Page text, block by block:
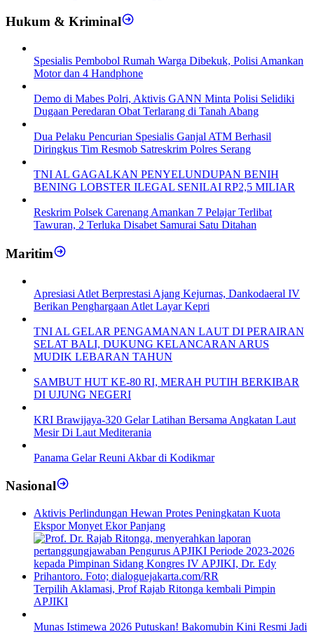
Hukum & Kriminal
Spesialis Pembobol Rumah Warga Dibekuk, Polisi Amankan
Motor dan 4 Handphone
Demo di Mabes Polri, Aktivis GANN Minta Polisi Selidiki
Dugaan Peredaran Obat Terlarang di Tanah Abang
Dua Pelaku Pencurian Spesialis Ganjal ATM Berhasil
Diringkus Tim Resmob Satreskrim Polres Serang
TNI AL GAGALKAN PENYELUNDUPAN BENIH
BENING LOBSTER ILEGAL SENILAI RP2,5 MILIAR
Reskrim Polsek Carenang Amankan 7 Pelajar Terlibat
Tawuran, 2 Terluka Disabet Samurai Satu Ditahan
Maritim
Apresiasi Atlet Berprestasi Ajang Kejurnas, Dankodaeral IV
Berikan Penghargaan Atlet Layar Kepri
TNI AL GELAR PENGAMANAN LAUT DI PERAIRAN
SELAT BALI, DUKUNG KELANCARAN ARUS
MUDIK LEBARAN TAHUN
SAMBUT HUT KE-80 RI, MERAH PUTIH BERKIBAR
DI UJUNG NEGERI
KRI Brawijaya-320 Gelar Latihan Bersama Angkatan Laut
Mesir Di Laut Mediterania
Panama Gelar Reuni Akbar di Kodikmar
Nasional
Aktivis Perlindungan Hewan Protes Peningkatan Kuota
Ekspor Monyet Ekor Panjang
Terpilih Aklamasi, Prof Rajab Ritonga kembali Pimpin
APJIKI
Munas Istimewa 2026 Putuskan! Bakomubin Kini Resmi Jadi